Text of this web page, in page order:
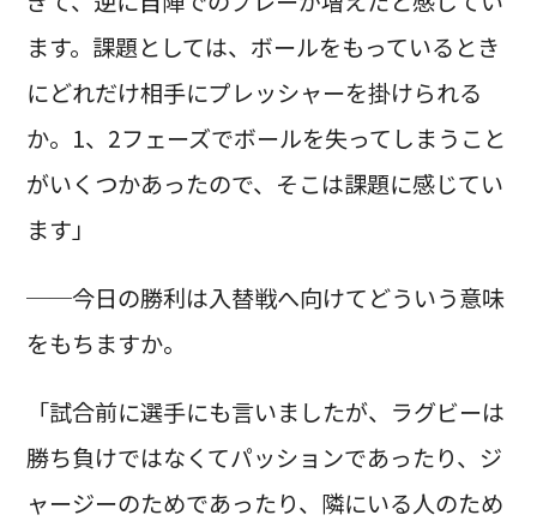
ます。課題としては、ボールをもっているとき
にどれだけ相手にプレッシャーを掛けられる
か。1、2フェーズでボールを失ってしまうこと
がいくつかあったので、そこは課題に感じてい
ます」
──今日の勝利は入替戦へ向けてどういう意味
をもちますか。
「試合前に選手にも言いましたが、ラグビーは
勝ち負けではなくてパッションであったり、ジ
ャージーのためであったり、隣にいる人のため